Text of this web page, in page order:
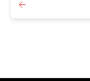
対応しました。
4.インストーラー